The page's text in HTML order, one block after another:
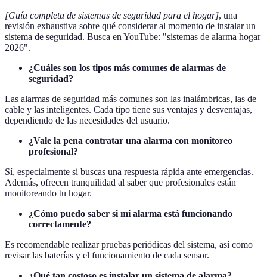
[Guía completa de sistemas de seguridad para el hogar], una
revisión exhaustiva sobre qué considerar al momento de instalar un
sistema de seguridad. Busca en YouTube: "sistemas de alarma hogar
2026".
¿Cuáles son los tipos más comunes de alarmas de
seguridad?
Las alarmas de seguridad más comunes son las inalámbricas, las de
cable y las inteligentes. Cada tipo tiene sus ventajas y desventajas,
dependiendo de las necesidades del usuario.
¿Vale la pena contratar una alarma con monitoreo
profesional?
Sí, especialmente si buscas una respuesta rápida ante emergencias.
Además, ofrecen tranquilidad al saber que profesionales están
monitoreando tu hogar.
¿Cómo puedo saber si mi alarma está funcionando
correctamente?
Es recomendable realizar pruebas periódicas del sistema, así como
revisar las baterías y el funcionamiento de cada sensor.